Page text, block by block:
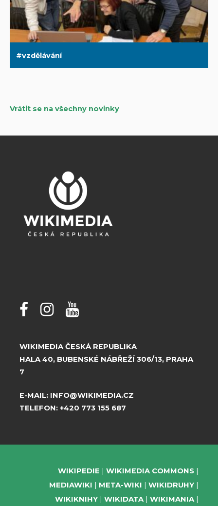
vzdělávání
Vrátit se na všechny novinky
WIKIMEDIA ČESKÁ REPUBLIKA
HALA 40, BUBENSKÉ NÁBŘEŽÍ 306/13, PRAHA
7
E-MAIL: INFO@WIKIMEDIA.CZ
TELEFON: +420 773 155 687
WIKIPEDIE
WIKIMEDIA COMMONS
MEDIAWIKI
META-WIKI
WIKIDRUHY
WIKIKNIHY
WIKIDATA WIKIMANIA